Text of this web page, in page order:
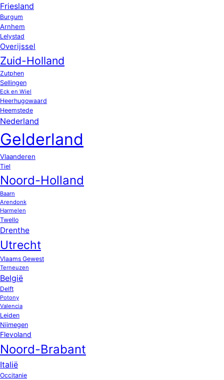
Friesland
Burgum
Arnhem
Lelystad
Overijssel
Zuid-Holland
Zutphen
Sellingen
Eck en Wiel
Heerhugowaard
Heemstede
Nederland
Gelderland
Vlaanderen
Tiel
Noord-Holland
Baarn
Arendonk
Harmelen
Twello
Drenthe
Utrecht
Vlaams Gewest
Terneuzen
België
Delft
Potony
Valencia
Leiden
Nijmegen
Flevoland
Noord-Brabant
Italië
Occitanie